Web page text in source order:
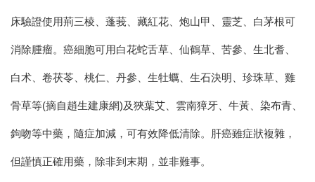
床驗證使用荊三棱、蓬莪、藏紅花、炮山甲、靈芝、白茅根可
消除腫瘤。 癌細胞可用白花蛇舌草、仙鶴草、苦參、生北耆、
白术、卷茯苓、桃仁、丹參、生牡蠣、生石決明、珍珠草、雞
骨草等(摘自趙生建康網)及狹葉艾、雲南獐牙、牛黃、染布青、
鉤吻等中藥，隨症加減，可有效降低清除。 肝癌雖症狀複雜，
但謹慎正確用藥，除非到末期，並非難事。